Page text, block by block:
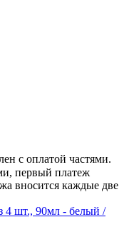
с оплатой частями.
первый платеж
вносится каждые две
4 шт., 90мл - белый /